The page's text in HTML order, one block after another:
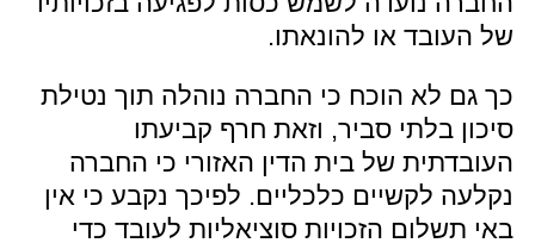
של העובד או להונאתו.
כך גם לא הוכח כי החברה נוהלה תוך נטילת
סיכון בלתי סביר, וזאת חרף קביעתו
העובדתית של בית הדין האזורי כי החברה
נקלעה לקשיים כלכליים. לפיכך נקבע כי אין
באי תשלום הזכויות סוציאליות לעובד כדי